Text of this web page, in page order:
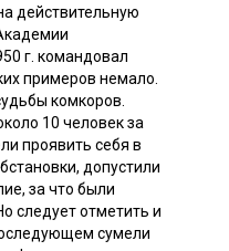
действительную
г. командовал
примеров немало.
комкоров.
10 человек за
проявить себя в
допустили
за что были
следует отметить и
сумели